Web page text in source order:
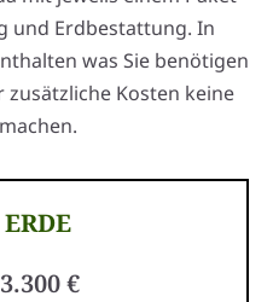
und Erdbestattung. In
was Sie benötigen
zusätzliche Kosten keine
ERDE
€